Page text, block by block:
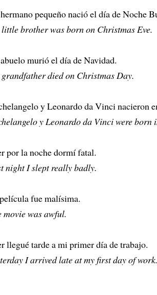
pequeño nació el día de Noche
brother was born on Christmas Eve.
murió el día de Navidad.
died on Christmas Day.
y Leonardo da Vinci nacieron
y Leonardo da Vinci were born
por la noche dormí fatal.
night I slept really badly.
fue malísima.
movie was awful.
llegué tarde a mi primer día de trabajo.
I arrived late at my first day of work.